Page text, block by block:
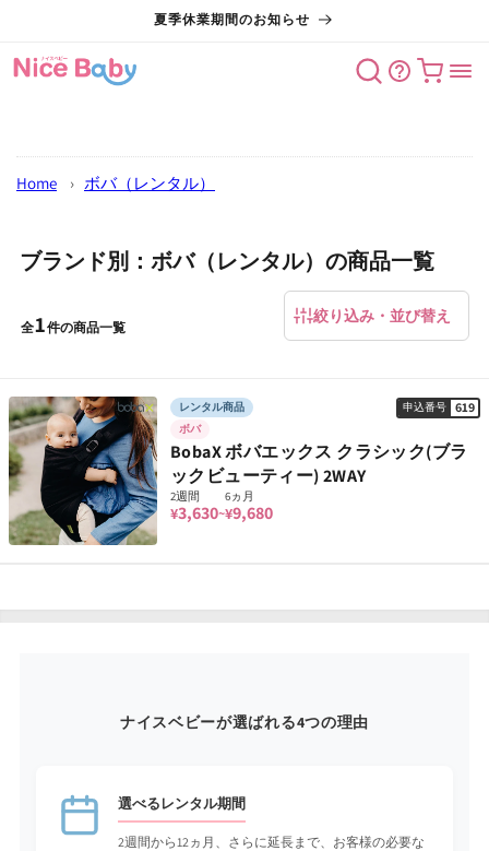
夏季休業期間のお知らせ
カート
Home › ボバ（レンタル）
ブランド別：ボバ（レンタル）の商品一覧
全1件の商品一覧
絞り込み・並び替え
レンタル商品 申込番号 619
ボバ
BobaX ボバエックス クラシック(ブラ
ックビューティー) 2WAY
2週間
¥3,630~
6ヵ月
¥9,680
ナイスベビーが選ばれる4つの理由
選べるレンタル期間
2週間から12ヵ月、さらに延長まで、お客様の必要な